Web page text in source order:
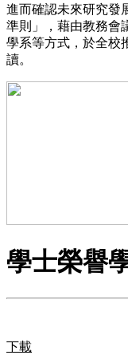
進而確認未來研究發
準則」，藉由教務會
學系等方式，於全校
讀。
學士榮譽
下載